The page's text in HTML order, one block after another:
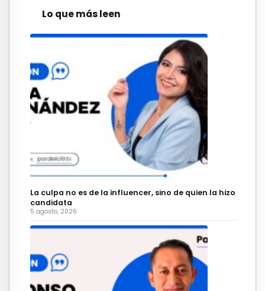
Lo que más leen
La culpa no es de la influencer, sino de quien la hizo
candidata
5 agosto, 2026